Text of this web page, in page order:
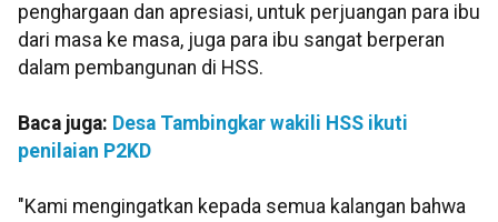
penghargaan dan apresiasi, untuk perjuangan para ibu
dari masa ke masa, juga para ibu sangat berperan
dalam pembangunan di HSS.
Baca juga: Desa Tambingkar wakili HSS ikuti
penilaian P2KD
"Kami mengingatkan kepada semua kalangan bahwa